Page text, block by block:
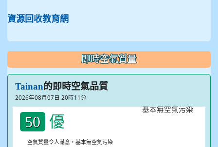
資源回收教育網
即時空氣質量
Tainan的即時空氣品質
2026年08月07日 20時11分
50 優
空氣質量令人滿意，基本無空氣污染